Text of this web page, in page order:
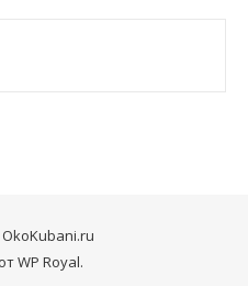
WP Royal.